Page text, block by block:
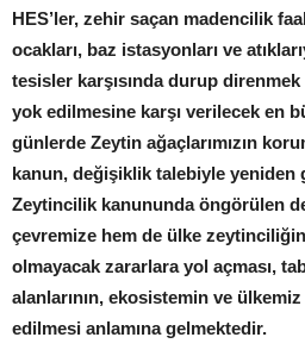
HES’ler, zehir saçan madencilik
ocakları, baz istasyonları ve
tesisler karşısında durup direnmek
yok edilmesine karşı verilecek en
günlerde Zeytin ağaçlarımızın
kanun, değişiklik talebiyle yeniden
Zeytincilik kanununda öngörülen
çevremize hem de ülke
olmayacak zararlara yol açması,
alanlarının, ekosistemin ve
edilmesi anlamına gelmektedir.